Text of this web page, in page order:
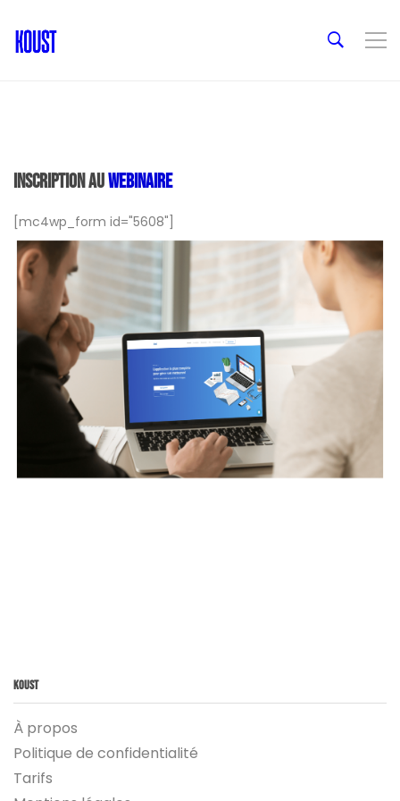
Inscription auwebinaire
[mc4wp_form id="5608"]
Koust
À propos
Politique de confidentialité
Tarifs